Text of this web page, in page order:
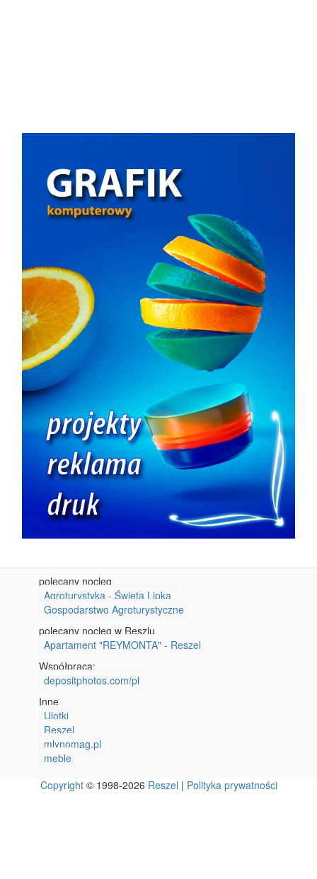
polecany nocleg
Agroturystyka - Święta Lipka
Gospodarstwo Agroturystyczne
polecany nocleg w Reszlu
Apartament "REYMONTA" - Reszel
Współpraca:
depositphotos.com/pl
Inne
Ulotki
Reszel
mlynomag.pl
meble
Copyright© 1998-2026 Reszel | Polityka prywatności